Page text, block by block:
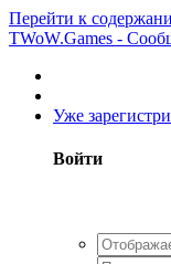
Перейти к
TWoW.Games -
Уже
Войти